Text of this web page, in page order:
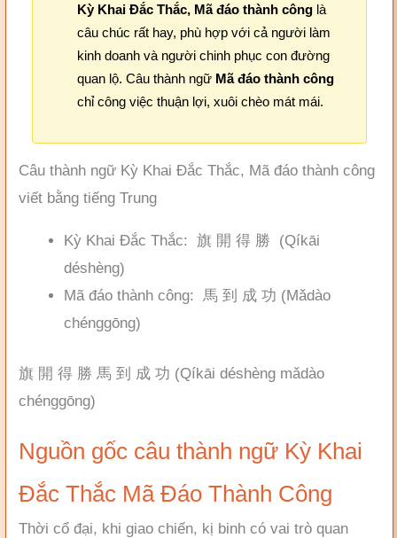
Kỳ Khai Đắc Thắc, Mã đáo thành công là
câu chúc rất hay, phù hợp với cả người làm
kinh doanh và người chinh phục con đường
quan lộ. Câu thành ngữ Mã đáo thành công
chỉ công việc thuận lợi, xuôi chèo mát mái.
Câu thành ngữ Kỳ Khai Đắc Thắc, Mã đáo thành công
viết bằng tiếng Trung
Kỳ Khai Đắc Thắc: 旗 開 得 勝 (Qíkāi
déshèng)
Mã đáo thành công: 馬 到 成 功 (Mǎdào
chénggōng)
旗 開 得 勝 馬 到 成 功 (Qíkāi déshèng mǎdào
chénggōng)
Nguồn gốc câu thành ngữ Kỳ Khai
Đắc Thắc Mã Đáo Thành Công
Thời cổ đại, khi giao chiến, kị binh có vai trò quan